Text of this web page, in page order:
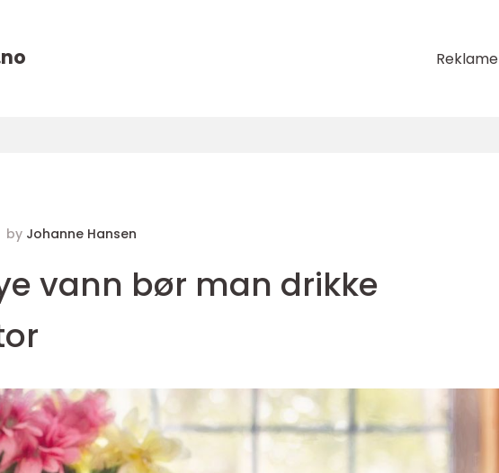
no Reklame
by Johanne Hansen
vann bør man drikke